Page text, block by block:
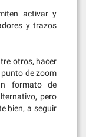
activar y
y trazos
otros, hacer
de zoom
formato de
pero
bien, a seguir